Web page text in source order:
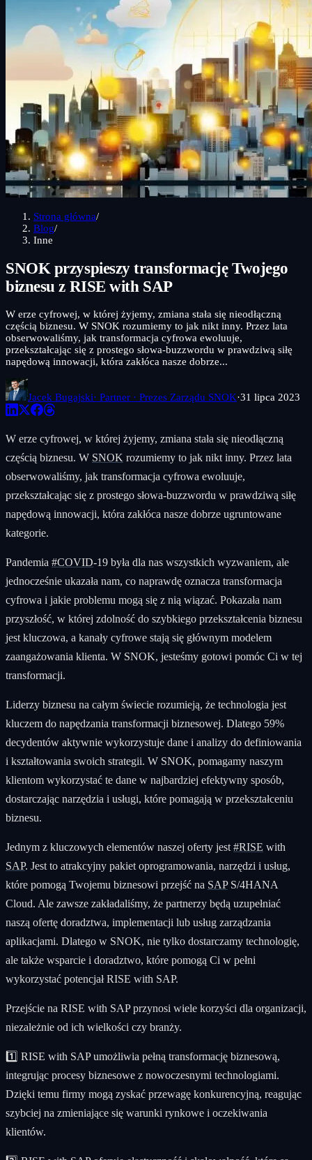
Strona główna/
Blog/
Inne
SNOK przyspieszy transformację Twojego
biznesu z RISE with SAP
W erze cyfrowej, w której żyjemy, zmiana stała się nieodłączną
częścią biznesu. W SNOK rozumiemy to jak nikt inny. Przez lata
obserwowaliśmy, jak transformacja cyfrowa ewoluuje,
przekształcając się z prostego słowa-buzzwordu w prawdziwą siłę
napędową innowacji, która zakłóca nasze dobrze...
Jacek Bugajski· Partner · Prezes Zarządu SNOK·31 lipca 2023
W erze cyfrowej, w której żyjemy, zmiana stała się nieodłączną
częścią biznesu. W SNOK rozumiemy to jak nikt inny. Przez lata
obserwowaliśmy, jak transformacja cyfrowa ewoluuje,
przekształcając się z prostego słowa-buzzwordu w prawdziwą siłę
napędową innowacji, która zakłóca nasze dobrze ugruntowane
kategorie.
Pandemia #COVID-19 była dla nas wszystkich wyzwaniem, ale
jednocześnie ukazała nam, co naprawdę oznacza transformacja
cyfrowa i jakie problemu mogą się z nią wiązać. Pokazała nam
przyszłość, w której zdolność do szybkiego przekształcenia biznesu
jest kluczowa, a kanały cyfrowe stają się głównym modelem
zaangażowania klienta. W SNOK, jesteśmy gotowi pomóc Ci w tej
transformacji.
Liderzy biznesu na całym świecie rozumieją, że technologia jest
kluczem do napędzania transformacji biznesowej. Dlatego 59%
decydentów aktywnie wykorzystuje dane i analizy do definiowania
i kształtowania swoich strategii. W SNOK, pomagamy naszym
klientom wykorzystać te dane w najbardziej efektywny sposób,
dostarczając narzędzia i usługi, które pomagają w przekształceniu
biznesu.
Jednym z kluczowych elementów naszej oferty jest #RISE with
SAP. Jest to atrakcyjny pakiet oprogramowania, narzędzi i usług,
które pomogą Twojemu biznesowi przejść na SAPS/4HANA
Cloud. Ale zawsze zakładaliśmy, że partnerzy będą uzupełniać
naszą ofertę doradztwa, implementacji lub usług zarządzania
aplikacjami. Dlatego w SNOK, nie tylko dostarczamy technologię,
ale także wsparcie i doradztwo, które pomogą Ci w pełni
wykorzystać potencjał RISE with SAP.
Przejście na RISE with SAP przynosi wiele korzyści dla organizacji,
niezależnie od ich wielkości czy branży.
1️⃣ RISE with SAP umożliwia pełną transformację biznesową,
integrując procesy biznesowe z nowoczesnymi technologiami.
Dzięki temu firmy mogą zyskać przewagę konkurencyjną, reagując
szybciej na zmieniające się warunki rynkowe i oczekiwania
klientów.